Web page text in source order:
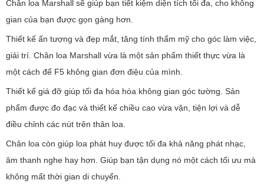
Chân loa Marshall sẽ giúp bạn tiết kiệm diện tích tối đa, cho không
gian của bạn được gọn gàng hơn.
Thiết kế ấn tượng và đẹp mắt, tăng tính thẩm mỹ cho góc làm việc,
giải trí. Chân loa Marshall vừa là một sản phẩm thiết thực vừa là
một cách để F5 không gian đơn điệu của mình.
Thiết kế giá đỡ giúp tối đa hóa hóa không gian góc tường. Sản
phẩm được đo đạc và thiết kế chiều cao vừa vặn, tiện lợi và dễ
điều chỉnh các nút trên thân loa.
Chân loa còn giúp loa phát huy được tối đa khả năng phát nhạc,
âm thanh nghe hay hơn. Giúp bạn tận dụng nó một cách tối ưu mà
không mất thời gian di chuyển.